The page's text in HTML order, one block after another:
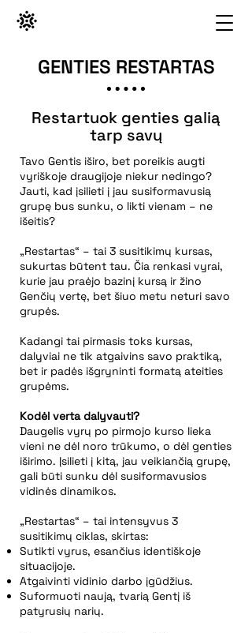
GENTIES RESTARTAS
Restartuok genties galią
tarp savų
Tavo Gentis iširo, bet poreikis augti
vyriškoje draugijoje niekur nedingo?
Jauti, kad įsilieti į jau susiformavusią
grupę bus sunku, o likti vienam – ne
išeitis?
„Restartas“ – tai 3 susitikimų kursas,
sukurtas būtent tau. Čia renkasi vyrai,
kurie jau praėjo bazinį kursą ir žino
Genčių vertę, bet šiuo metu neturi savo
grupės.
Kadangi tai pirmasis toks kursas,
dalyviai ne tik atgaivins savo praktiką,
bet ir padės išgryninti formatą ateities
grupėms.
Kodėl verta dalyvauti?
Daugelis vyrų po pirmojo kurso lieka
vieni ne dėl noro trūkumo, o dėl genties
iširimo. Įsilieti į kitą, jau veikiančią grupę,
gali būti sunku dėl susiformavusios
vidinės dinamikos.
„Restartas“ – tai intensyvus 3
susitikimų ciklas, skirtas:
Sutikti vyrus, esančius identiškoje
situacijoje.
Atgaivinti vidinio darbo įgūdžius.
Suformuoti naują, tvarią Gentį iš
patyrusių narių.